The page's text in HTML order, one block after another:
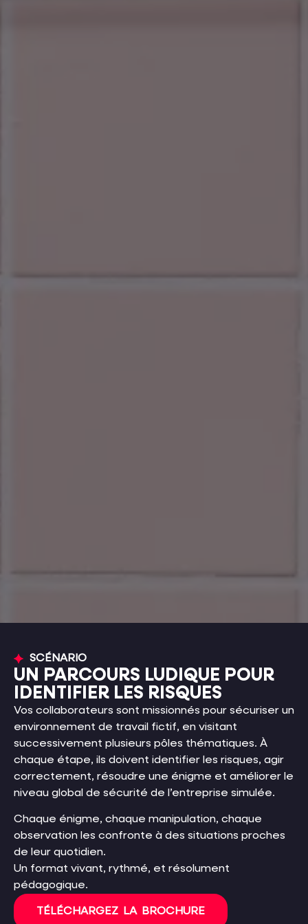
SCÉNARIO
UN PARCOURS LUDIQUE POUR
IDENTIFIER LES RISQUES
Vos collaborateurs sont missionnés pour sécuriser un
environnement de travail fictif, en visitant
successivement plusieurs pôles thématiques. À
chaque étape, ils doivent identifier les risques, agir
correctement, résoudre une énigme et améliorer le
niveau global de sécurité de l’entreprise simulée.
Chaque énigme, chaque manipulation, chaque
observation les confronte à des situations proches
de leur quotidien.
Un format vivant, rythmé, et résolument
pédagogique.
TÉLÉCHARGEZ LA BROCHURE